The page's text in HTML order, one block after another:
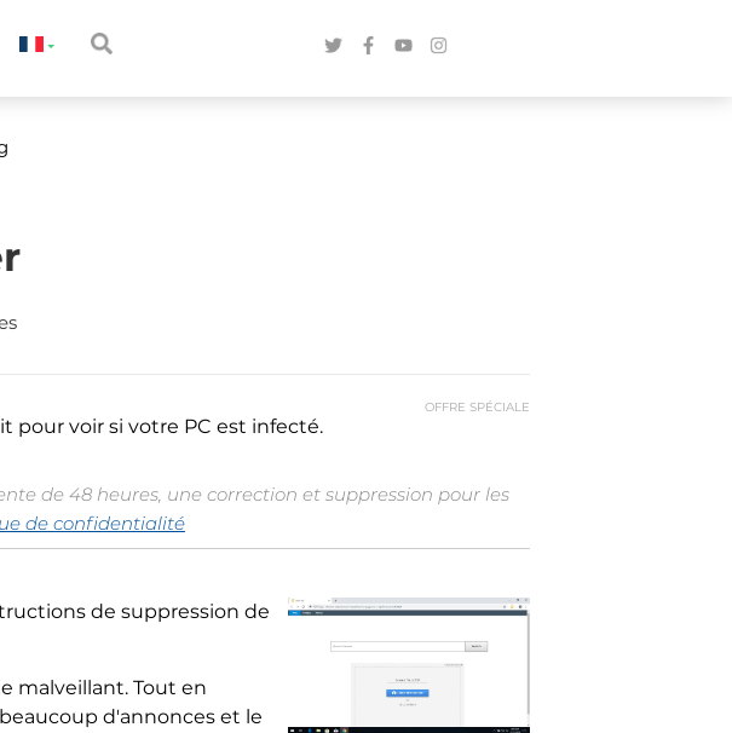
OFFRE SPÉCIALE
pour voir si votre PC est infecté.
de 48 heures, une correction et suppression pour les
de confidentialité
de suppression de
malveillant. Tout en
d'annonces et le